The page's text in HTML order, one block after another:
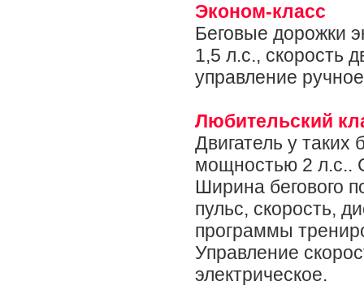
Эконом-класс
Беговые дорожки
1,5 л.с., скорость
управление
Любительский
Двигатель у таких
мощностью 2 л.с..
Ширина бегового
пульс, скорость,
программы
Управление
электрическое.